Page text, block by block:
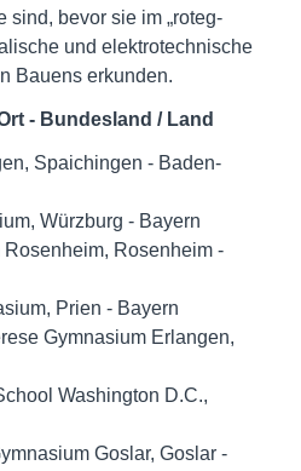
bevor sie im „roteg-
und elektrotechnische
Bauens erkunden.
- Bundesland / Land
Spaichingen - Baden-
Würzburg - Bayern
Rosenheim -
Prien - Bayern
Gymnasium Erlangen,
Washington D.C.,
Goslar, Goslar -